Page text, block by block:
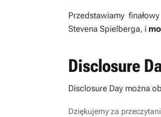
Przedstawiamy
Stevena Spielberga, i
Disclosure
Disclosure Day można
Dziękujemy za